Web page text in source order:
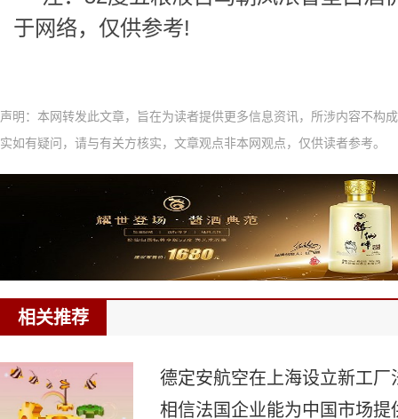
于网络，仅供参考!
声明：本网转发此文章，旨在为读者提供更多信息资讯，所涉内容不构
实如有疑问，请与有关方核实，文章观点非本网观点，仅供读者参考。
相关推荐
德定安航空在上海设立新工厂
相信法国企业能为中国市场提